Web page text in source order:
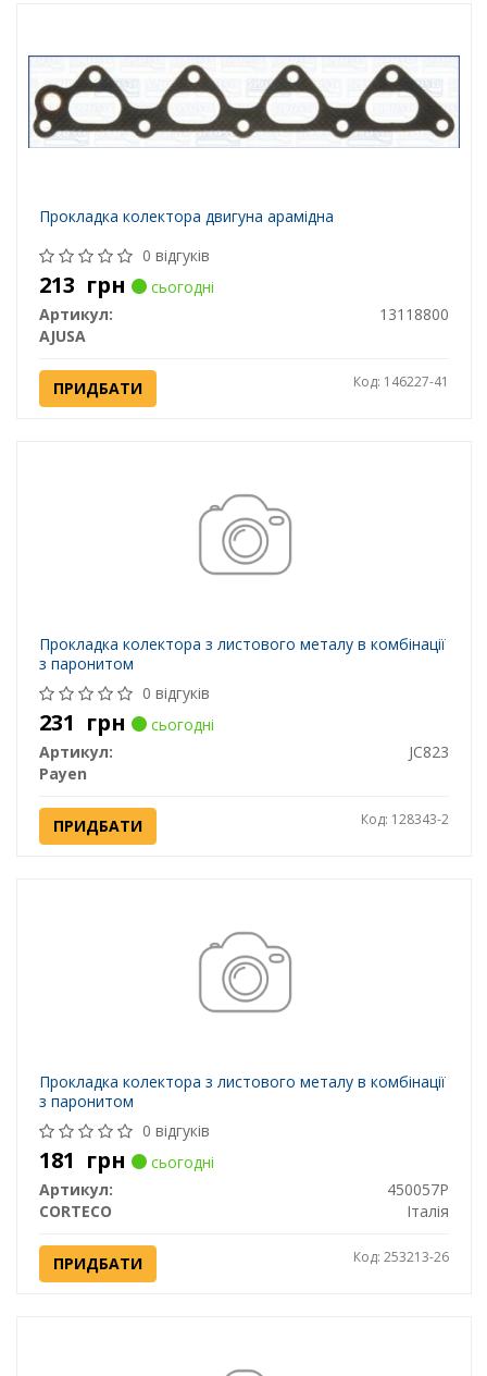
Прокладка колектора двигуна арамідна
0 відгуків
213 грн
сьогодні
Артикул:
13118800
AJUSA
ПРИДБАТИ Код: 146227-41
Прокладка колектора з листового металу в комбінації
з паронитом
0 відгуків
231 грн
сьогодні
Артикул:
JC823
Payen
ПРИДБАТИ Код: 128343-2
Прокладка колектора з листового металу в комбінації
з паронитом
0 відгуків
181 грн
сьогодні
Артикул:
450057P
CORTECO
Італія
ПРИДБАТИ Код: 253213-26